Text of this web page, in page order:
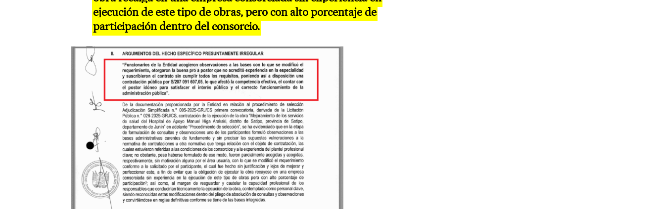
ejecución de este tipo de obras, pero con alto porcentaje de
participación dentro del consorcio.